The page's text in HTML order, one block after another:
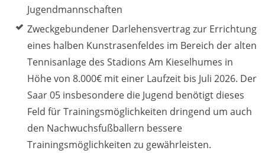
Jugendmannschaften
Zweckgebundener Darlehensvertrag zur Errichtung
eines halben Kunstrasenfeldes im Bereich der alten
Tennisanlage des Stadions Am Kieselhumes in
Höhe von 8.000€ mit einer Laufzeit bis Juli 2026. Der
Saar 05 insbesondere die Jugend benötigt dieses
Feld für Trainingsmöglichkeiten dringend um auch
den Nachwuchsfußballern bessere
Trainingsmöglichkeiten zu gewährleisten.